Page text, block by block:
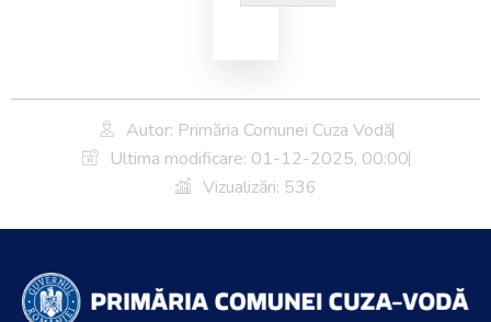
Autor: Primăria Comunei Cuza Vodă
Ultima modificare: 01-12-2025, 00:00
Vizualizări: 536